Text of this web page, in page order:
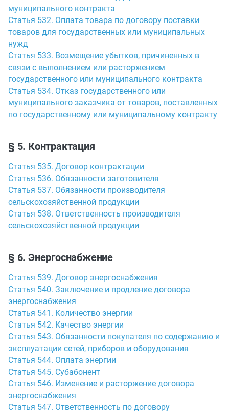
муниципального контракта
Статья 532. Оплата товара по договору поставки
товаров для государственных или муниципальных
нужд
Статья 533. Возмещение убытков, причиненных в
связи с выполнением или расторжением
государственного или муниципального контракта
Статья 534. Отказ государственного или
муниципального заказчика от товаров, поставленных
по государственному или муниципальному контракту
§ 5. Контрактация
Статья 535. Договор контрактации
Статья 536. Обязанности заготовителя
Статья 537. Обязанности производителя
сельскохозяйственной продукции
Статья 538. Ответственность производителя
сельскохозяйственной продукции
§ 6. Энергоснабжение
Статья 539. Договор энергоснабжения
Статья 540. Заключение и продление договора
энергоснабжения
Статья 541. Количество энергии
Статья 542. Качество энергии
Статья 543. Обязанности покупателя по содержанию и
эксплуатации сетей, приборов и оборудования
Статья 544. Оплата энергии
Статья 545. Субабонент
Статья 546. Изменение и расторжение договора
энергоснабжения
Статья 547. Ответственность по договору